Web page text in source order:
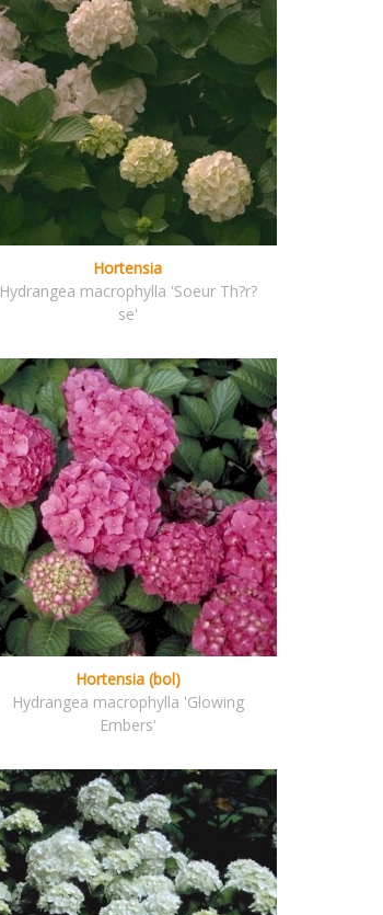
Hortensia
Hydrangea macrophylla 'Soeur Th?r?
se'
Hortensia (bol)
Hydrangea macrophylla 'Glowing
Embers'